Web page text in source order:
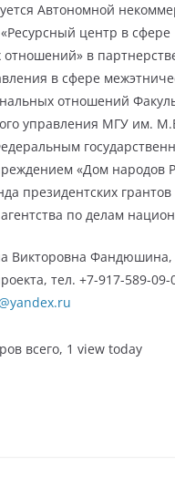
Автономной
центр в сфере
в
в сфере
отношений
управления МГУ им.
«Дом народов
президентских грантов
по делам
Викторовна Фандюшина,
тел. +7-917-589-09-
всего, 1 view today